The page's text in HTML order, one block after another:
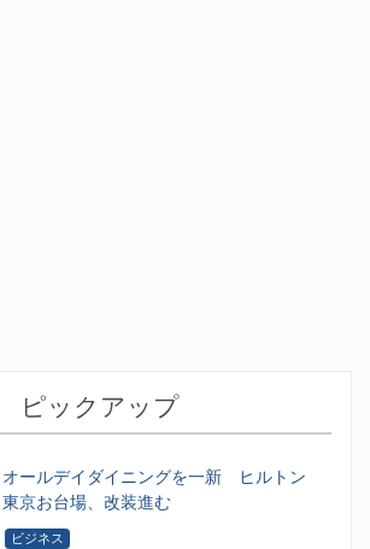
ピックアップ
オールデイダイニングを一新 ヒルトン
東京お台場、改装進む
ビジネス